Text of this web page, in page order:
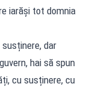
iarăși tot domnia
dar
hai să spun
cu susținere, cu